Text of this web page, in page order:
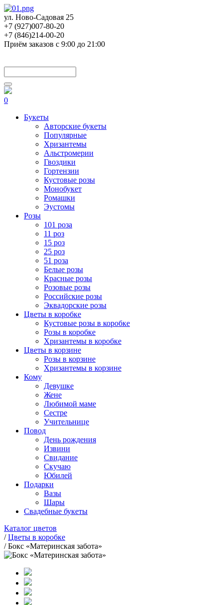
ул. Ново-Садовая 25
+7 (927)007-80-20
+7 (846)214-00-20
Приём заказов с 9:00 до 21:00
0
Букеты
Авторские букеты
Популярные
Хризантемы
Альстромерии
Гвоздики
Гортензии
Кустовые розы
Монобукет
Ромашки
Эустомы
Розы
101 роза
11 роз
15 роз
25 роз
51 роза
Белые розы
Красные розы
Розовые розы
Российские розы
Эквадорские розы
Цветы в коробке
Кустовые розы в коробке
Розы в коробке
Хризантемы в коробке
Цветы в корзине
Розы в корзине
Хризантемы в корзине
Кому
Девушке
Жене
Любимой маме
Сестре
Учительнице
Повод
День рождения
Извини
Свидание
Скучаю
Юбилей
Подарки
Вазы
Шары
Свадебные букеты
Каталог цветов
/Цветы в коробке
/Бокс «Материнская забота»